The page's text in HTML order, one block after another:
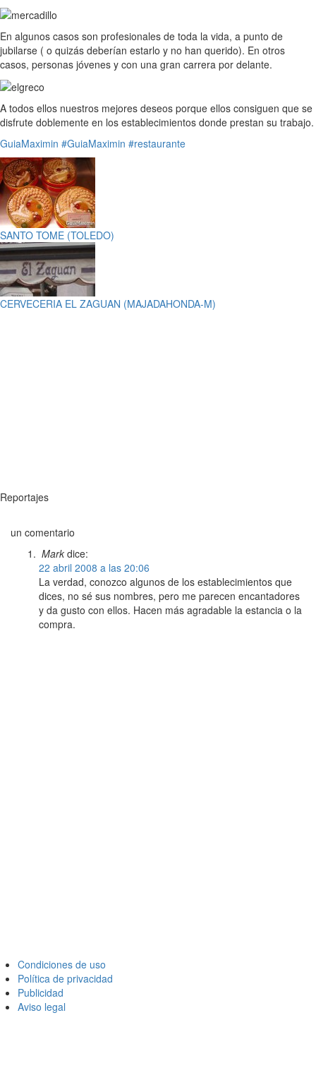
En algunos casos son profesionales de toda la vida, a punto de
jubilarse ( o quizás deberían estarlo y no han querido). En otros
casos, personas jóvenes y con una gran carrera por delante.
A todos ellos nuestros mejores deseos porque ellos consiguen que se
disfrute doblemente en los establecimientos donde prestan su trabajo.
GuiaMaximin #GuiaMaximin #restaurante
SANTO TOME (TOLEDO)
CERVECERIA EL ZAGUAN (MAJADAHONDA-M)
Reportajes
un comentario
Mark dice:
22 abril 2008 a las 20:06
La verdad, conozco algunos de los establecimientos que
dices, no sé sus nombres, pero me parecen encantadores
y da gusto con ellos. Hacen más agradable la estancia o la
compra.
Condiciones de uso
Política de privacidad
Publicidad
Aviso legal